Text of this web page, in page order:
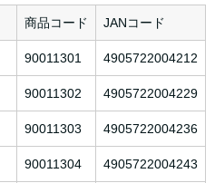
商品コード JANコード
90011301 4905722004212
90011302 4905722004229
90011303 4905722004236
90011304 4905722004243